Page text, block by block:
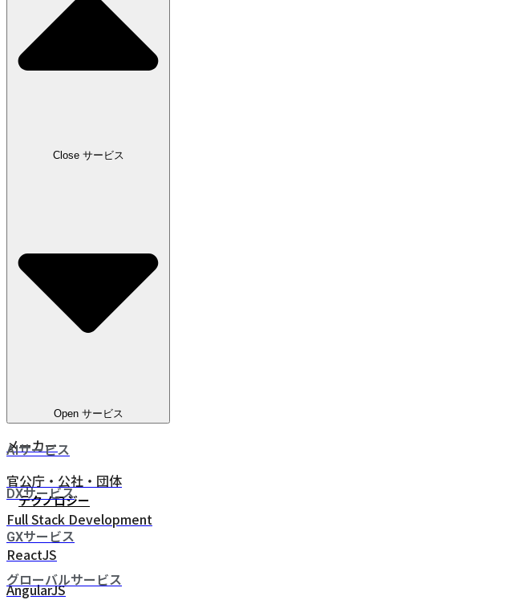
DevOps
IoT
広告・メディア
ヘルスケア
電気・ガス・水道
金融サービス
鉄道・物流
メーカー
官公庁・公社・団体
テクノロジー
Full Stack Development
ReactJS
AngularJS
Close サービス
Open サービス
AIサービス
DXサービス
GXサービス
グローバルサービス